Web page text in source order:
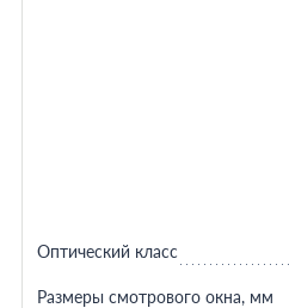
Оптический класс
Размеры смотрового окна, мм